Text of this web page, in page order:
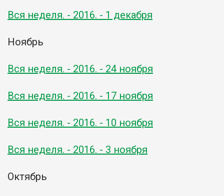
Вся неделя. - 2016. - 1 декабря
Ноябрь
Вся неделя. - 2016. - 24 ноября
Вся неделя. - 2016. - 17 ноября
Вся неделя. - 2016. - 10 ноября
Вся неделя. - 2016. - 3 ноября
Октябрь